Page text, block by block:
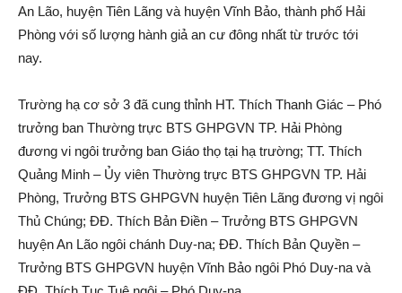
An Lão, huyện Tiên Lãng và huyện Vĩnh Bảo, thành phố Hải
Phòng với số lượng hành giả an cư đông nhất từ trước tới
nay.
Trường hạ cơ sở 3 đã cung thỉnh HT. Thích Thanh Giác – Phó
trưởng ban Thường trực BTS GHPGVN TP. Hải Phòng
đương vi ngôi trưởng ban Giáo thọ tại hạ trường; TT. Thích
Quảng Minh – Ủy viên Thường trực BTS GHPGVN TP. Hải
Phòng, Trưởng BTS GHPGVN huyện Tiên Lãng đương vị ngôi
Thủ Chúng; ĐĐ. Thích Bản Điền – Trưởng BTS GHPGVN
huyện An Lão ngôi chánh Duy-na; ĐĐ. Thích Bản Quyền –
Trưởng BTS GHPGVN huyện Vĩnh Bảo ngôi Phó Duy-na và